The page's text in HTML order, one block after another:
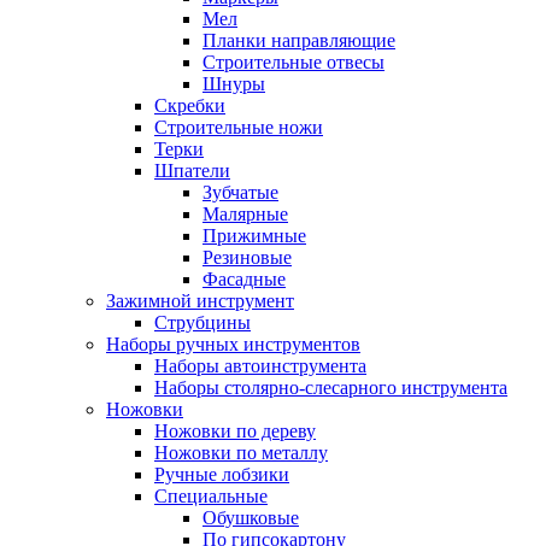
Мел
Планки направляющие
Строительные отвесы
Шнуры
Скребки
Строительные ножи
Терки
Шпатели
Зубчатые
Малярные
Прижимные
Резиновые
Фасадные
Зажимной инструмент
Струбцины
Наборы ручных инструментов
Наборы автоинструмента
Наборы столярно-слесарного инструмента
Ножовки
Ножовки по дереву
Ножовки по металлу
Ручные лобзики
Специальные
Обушковые
По гипсокартону